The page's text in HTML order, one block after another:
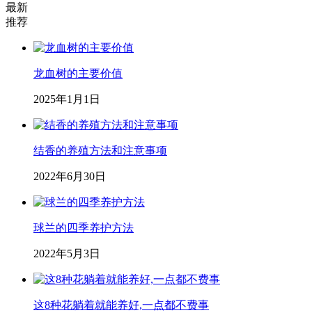
最新
推荐
龙血树的主要价值
2025年1月1日
结香的养殖方法和注意事项
2022年6月30日
球兰的四季养护方法
2022年5月3日
这8种花躺着就能养好,一点都不费事